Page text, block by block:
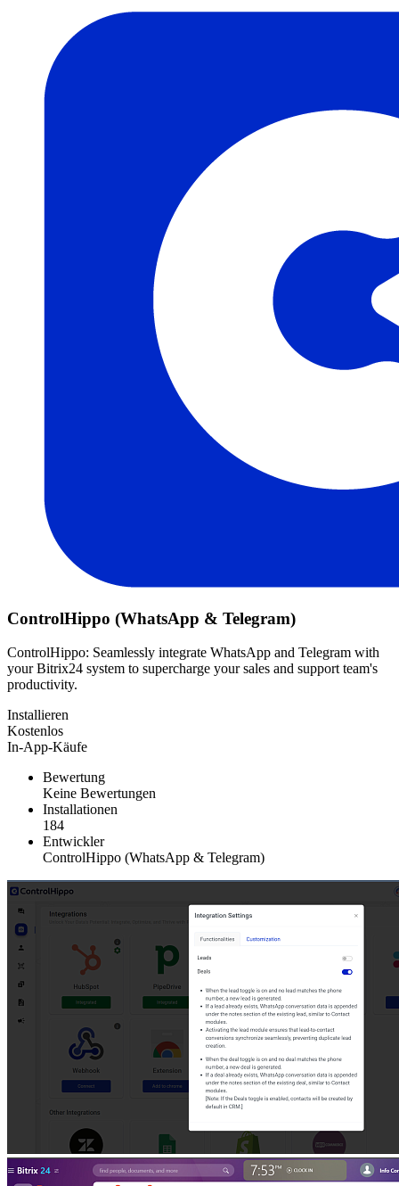
ControlHippo (WhatsApp & Telegram)
ControlHippo: Seamlessly integrate WhatsApp and Telegram with
your Bitrix24 system to supercharge your sales and support team's
productivity.
Installieren
Kostenlos
In-App-Käufe
Bewertung
Keine Bewertungen
Installationen
184
Entwickler
ControlHippo (WhatsApp & Telegram)